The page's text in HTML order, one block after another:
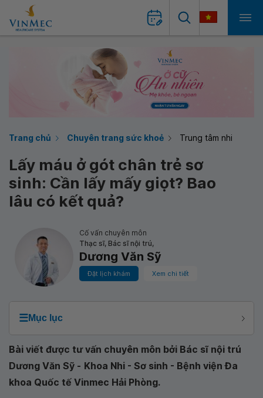
Trang chủ Chuyên trang sức khoẻ Trung tâm nhi
Lấy máu ở gót chân trẻ sơ
sinh: Cần lấy mấy giọt? Bao
lâu có kết quả?
Cố vấn chuyên môn
Thạc sĩ, Bác sĩ nội trú,
Dương Văn Sỹ
Đặt lịch khám Xem chi tiết
☰Mục lục
Bài viết được tư vấn chuyên môn bởi Bác sĩ nội trú
Dương Văn Sỹ - Khoa Nhi - Sơ sinh - Bệnh viện Đa
khoa Quốc tế Vinmec Hải Phòng.